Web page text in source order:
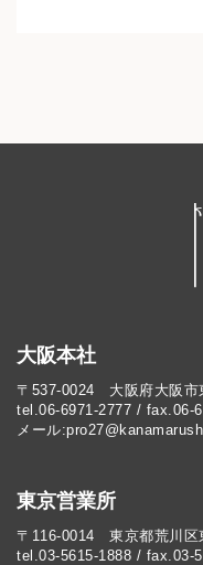
大阪本社
〒537-0024 大阪府大阪市
tel.06-6971-2777 / fax.06-
メール
東京営業所
〒116-0014 東京都荒川区
tel.03-5615-1888 / fax.03-